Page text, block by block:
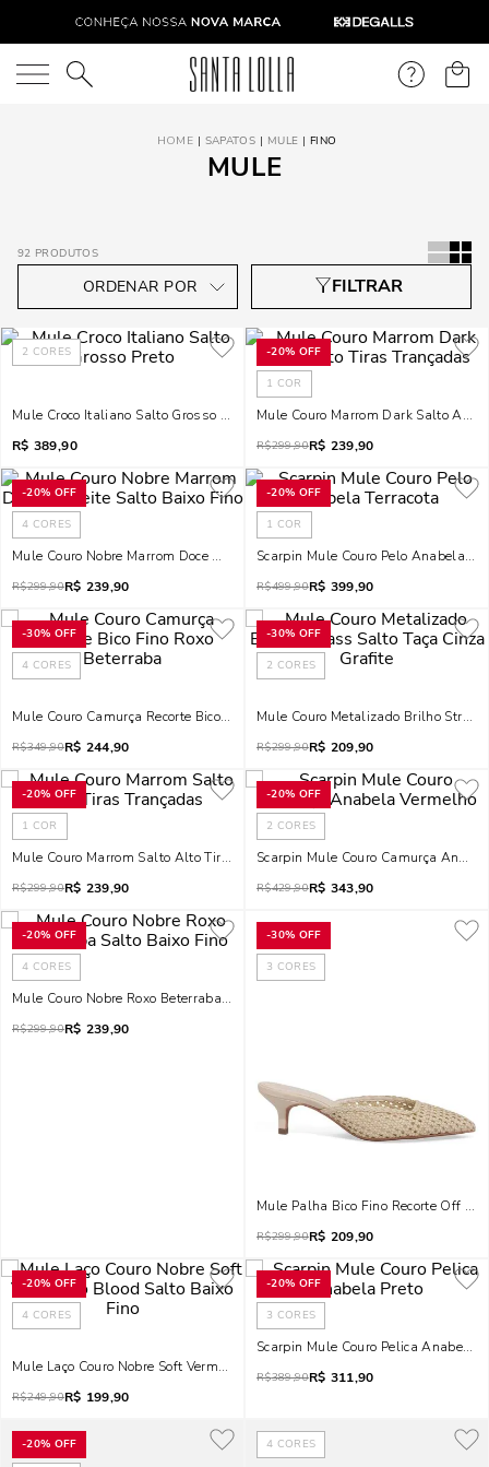
O que você está procurando?
SAPATOS MULE FINO
MULE
92 PRODUTOS
2 CORES
Mule Croco Italiano Salto Grosso Preto
R$ 389,90
-20% OFF
1 COR
Mule Couro Marrom Dark Salto Alto
R$299,90R$ 239,90
-20% OFF
4 CORES
Mule Couro Nobre Marrom Doce De Leite Salto Baixo Fino
R$299,90R$ 239,90
-20% OFF
1 COR
Scarpin Mule Couro Pelo Anabela
R$499,90R$ 399,90
-30% OFF
4 CORES
Mule Couro Camurça Recorte Bico Fino Roxo Beterraba
R$349,90R$ 244,90
-30% OFF
2 CORES
Mule Couro Metalizado Brilho
R$299,90R$ 209,90
-20% OFF
1 COR
Mule Couro Marrom Salto Alto Tiras Trançadas
R$299,90R$ 239,90
-20% OFF
2 CORES
Scarpin Mule Couro Camurça
R$429,90R$ 343,90
-20% OFF
4 CORES
Mule Couro Nobre Roxo Beterraba Salto Baixo Fino
R$299,90R$ 239,90
-30% OFF
3 CORES
Mule Palha Bico Fino Recorte Off
R$299,90R$ 209,90
-20% OFF
4 CORES
Mule Laço Couro Nobre Soft Vermelho Blood Salto Baixo Fino
R$249,90R$ 199,90
-20% OFF
3 CORES
Scarpin Mule Couro Pelica Anabela
R$389,90R$ 311,90
-20% OFF 4 CORES